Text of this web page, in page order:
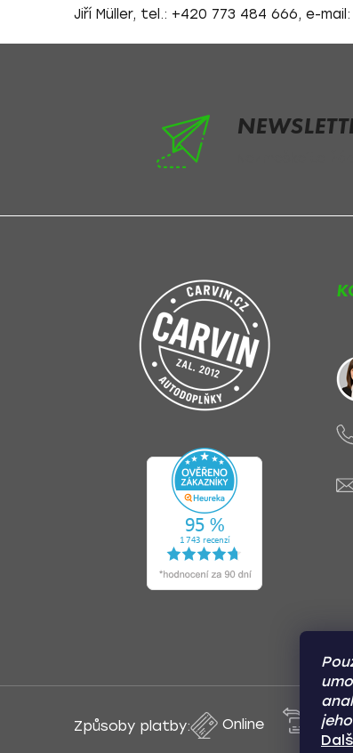
Jiří Müller, tel.: +420 773 484 666, e-mail:
Způsoby platby: Online